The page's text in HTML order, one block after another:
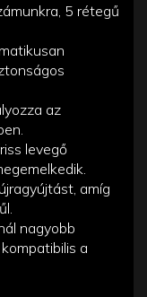
5 rétegű
az
levegő
amíg
nagyobb
a